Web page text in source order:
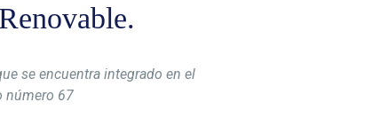
se encuentra integrado en el
número 67